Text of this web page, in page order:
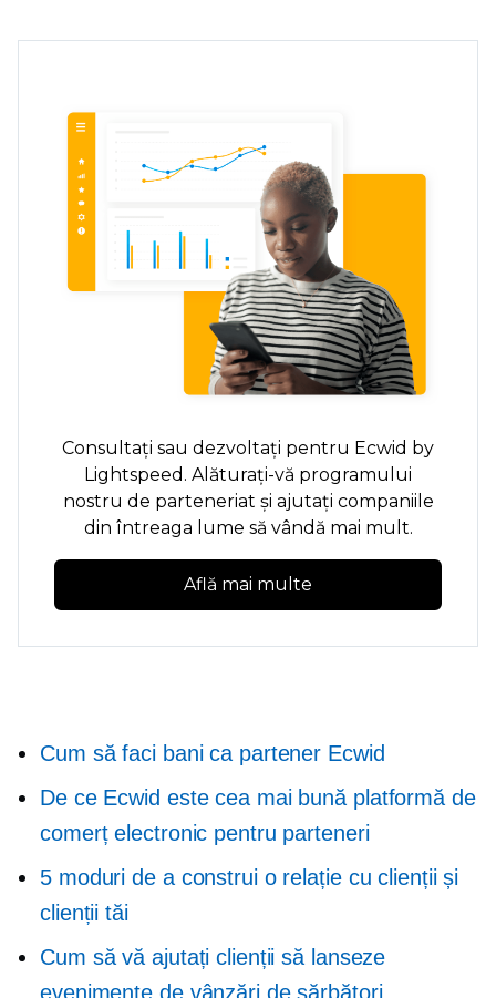
Consultați sau dezvoltați pentru Ecwid by
Lightspeed. Alăturați-vă programului
nostru de parteneriat și ajutați companiile
din întreaga lume să vândă mai mult.
Află mai multe
Cum să faci bani ca partener Ecwid
De ce Ecwid este cea mai bună platformă de
comerț electronic pentru parteneri
5 moduri de a construi o relație cu clienții și
clienții tăi
Cum să vă ajutați clienții să lanseze
evenimente de vânzări de sărbători